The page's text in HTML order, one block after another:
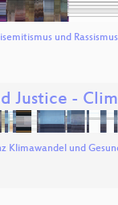
und
Justice -
Klimawandel und